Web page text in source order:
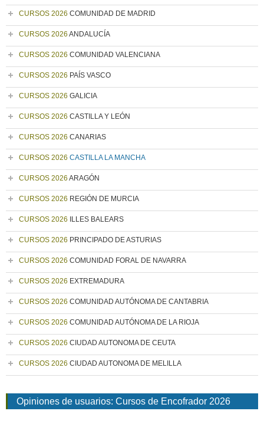
CURSOS 2026 COMUNIDAD DE MADRID
CURSOS 2026 ANDALUCÍA
CURSOS 2026 COMUNIDAD VALENCIANA
CURSOS 2026 PAÍS VASCO
CURSOS 2026 GALICIA
CURSOS 2026 CASTILLA Y LEÓN
CURSOS 2026 CANARIAS
CURSOS 2026 CASTILLA LA MANCHA
CURSOS 2026 ARAGÓN
CURSOS 2026 REGIÓN DE MURCIA
CURSOS 2026 ILLES BALEARS
CURSOS 2026 PRINCIPADO DE ASTURIAS
CURSOS 2026 COMUNIDAD FORAL DE NAVARRA
CURSOS 2026 EXTREMADURA
CURSOS 2026 COMUNIDAD AUTÓNOMA DE CANTABRIA
CURSOS 2026 COMUNIDAD AUTÓNOMA DE LA RIOJA
CURSOS 2026 CIUDAD AUTONOMA DE CEUTA
CURSOS 2026 CIUDAD AUTONOMA DE MELILLA
Opiniones de usuarios: Cursos de Encofrador 2026